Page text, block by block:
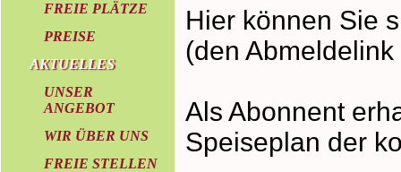
FREIE PLÄTZE
PREISE
AKTUELLES
UNSER
ANGEBOT
WIR ÜBER UNS
FREIE STELLEN
Hier können Sie
(den
Als Abonnent
Speiseplan der